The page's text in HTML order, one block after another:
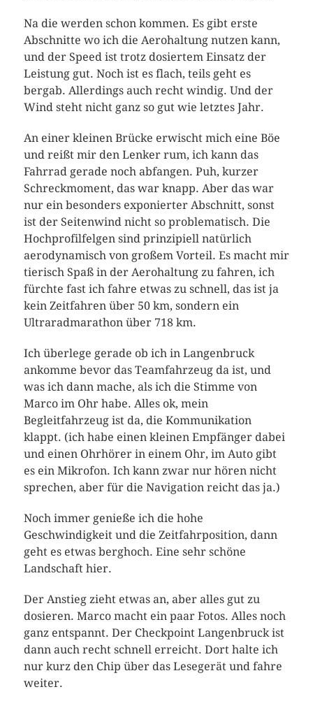
Na die werden schon kommen. Es gibt erste
Abschnitte wo ich die Aerohaltung nutzen kann,
und der Speed ist trotz dosiertem Einsatz der
Leistung gut. Noch ist es flach, teils geht es
bergab. Allerdings auch recht windig. Und der
Wind steht nicht ganz so gut wie letztes Jahr.
An einer kleinen Brücke erwischt mich eine Böe
und reißt mir den Lenker rum, ich kann das
Fahrrad gerade noch abfangen. Puh, kurzer
Schreckmoment, das war knapp. Aber das war
nur ein besonders exponierter Abschnitt, sonst
ist der Seitenwind nicht so problematisch. Die
Hochprofilfelgen sind prinzipiell natürlich
aerodynamisch von großem Vorteil. Es macht mir
tierisch Spaß in der Aerohaltung zu fahren, ich
fürchte fast ich fahre etwas zu schnell, das ist ja
kein Zeitfahren über 50 km, sondern ein
Ultraradmarathon über 718 km.
Ich überlege gerade ob ich in Langenbruck
ankomme bevor das Teamfahrzeug da ist, und
was ich dann mache, als ich die Stimme von
Marco im Ohr habe. Alles ok, mein
Begleitfahrzeug ist da, die Kommunikation
klappt. (ich habe einen kleinen Empfänger dabei
und einen Ohrhörer in einem Ohr, im Auto gibt
es ein Mikrofon. Ich kann zwar nur hören nicht
sprechen, aber für die Navigation reicht das ja.)
Noch immer genieße ich die hohe
Geschwindigkeit und die Zeitfahrposition, dann
geht es etwas berghoch. Eine sehr schöne
Landschaft hier.
Der Anstieg zieht etwas an, aber alles gut zu
dosieren. Marco macht ein paar Fotos. Alles noch
ganz entspannt. Der Checkpoint Langenbruck ist
dann auch recht schnell erreicht. Dort halte ich
nur kurz den Chip über das Lesegerät und fahre
weiter.